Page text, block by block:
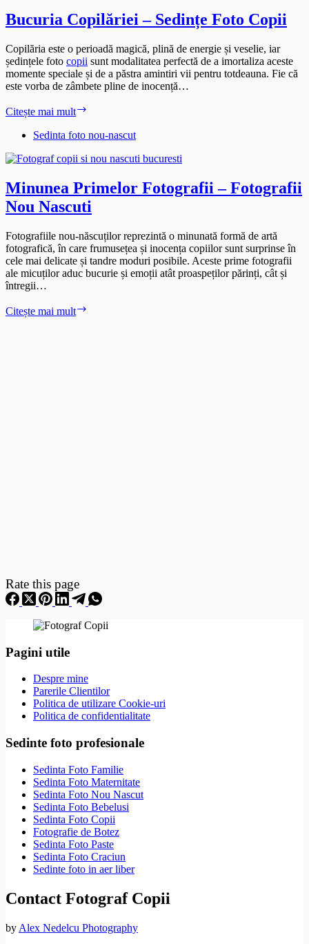
Unice
Bucuria Copilăriei – Sedințe Foto Copii
Copilăria este o perioadă magică, plină de energie și veselie, iar
ședințele foto copii sunt modalitatea perfectă de a imortaliza aceste
momente speciale și de a păstra amintiri vii pentru totdeauna. Fie că
este vorba de zâmbete pline de inocență…
Citește mai mult
–
Foto
Sedinta foto nou-nascut
Minunea Primelor Fotografii – Fotografii
Nou Nascuti
Fotografiile nou-născuților reprezintă o minunată formă de artă
fotografică, în care frumusețea și inocența copiilor sunt surprinse în
cele mai delicate și tandre moduri posibile. Aceste prime fotografii
ale micuților aduc bucurie și emoții atât proaspeților părinți, cât și
întregii…
Citește mai mult
Rate this page
Pagini utile
Despre mine
Parerile Clientilor
Politica de utilizare Cookie-uri
Politica de confidentialitate
Sedinte foto profesionale
Sedinta Foto Familie
Sedinta Foto Maternitate
Sedinta Foto Nou Nascut
Sedinta Foto Bebelusi
Sedinta Foto Copii
Fotografie de Botez
Sedinta Foto Paste
Sedinta Foto Craciun
Sedinte foto in aer liber
Contact Fotograf Copii
by Alex Nedelcu Photography